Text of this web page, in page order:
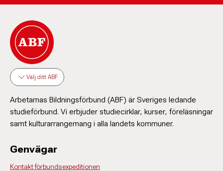
Välj ditt ABF
Arbetarnas Bildningsförbund (ABF) är Sveriges ledande
studieförbund. Vi erbjuder studiecirklar, kurser, föreläsningar
samt kulturarrangemang i alla landets kommuner.
Genvägar
Kontakt förbundsexpeditionen